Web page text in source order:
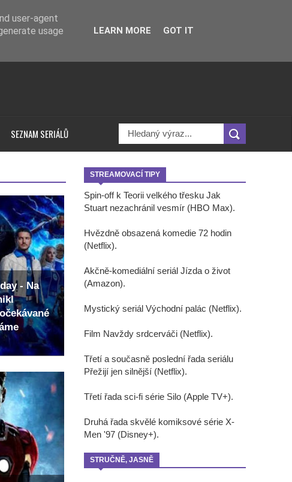
SEZNAM SERIÁLŮ
- Na
STREAMOVACÍ TIPY
Spin-off k Teorii velkého třesku Jak
Stuart nezachránil vesmír (HBO Max).
Hvězdně obsazená komedie 72 hodin
(Netflix).
Akčně-komediální seriál Jízda o život
(Amazon).
Mystický seriál Východní palác (Netflix).
Film Navždy srdcerváči (Netflix).
Třetí a současně poslední řada seriálu
Přežijí jen silnější (Netflix).
Třetí řada sci-fi série Silo (Apple TV+).
Druhá řada skvělé komiksové série X-
Men '97 (Disney+).
STRUČNĚ, JASNĚ
user-agent
usage
LEARN MORE GOT IT